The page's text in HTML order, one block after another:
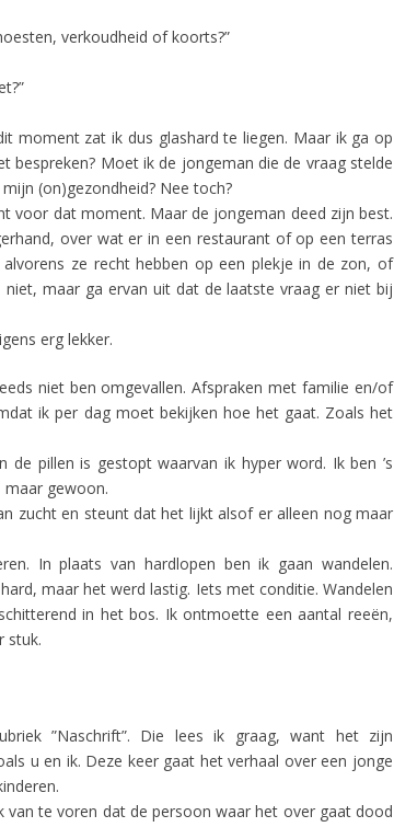
verkoudheid of koorts?”
moment zat ik dus glashard te liegen. Maar ik ga op
bespreken? Moet ik de jongeman die de vraag stelde
(on)gezondheid? Nee toch?
voor dat moment. Maar de jongeman deed zijn best.
over wat er in een restaurant of op een terras
ze recht hebben op een plekje in de zon, of
maar ga ervan uit dat de laatste vraag er niet bij
erg lekker.
niet ben omgevallen. Afspraken met familie en/of
ik per dag moet bekijken hoe het gaat. Zoals het
pillen is gestopt waarvan ik hyper word. Ik ben ’s
maar gewoon.
zucht en steunt dat het lijkt alsof er alleen nog maar
In plaats van hardlopen ben ik gaan wandelen.
maar het werd lastig. Iets met conditie. Wandelen
in het bos. Ik ontmoette een aantal reeën,
stuk.
”Naschrift”. Die lees ik graag, want het zijn
u en ik. Deze keer gaat het verhaal over een jonge
van te voren dat de persoon waar het over gaat dood